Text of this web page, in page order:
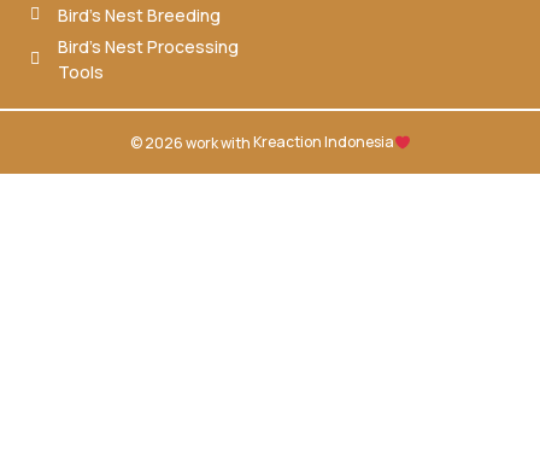
Bird’s Nest Breeding
Bird’s Nest Processing
Tools
© 2026 work withKreaction Indonesia